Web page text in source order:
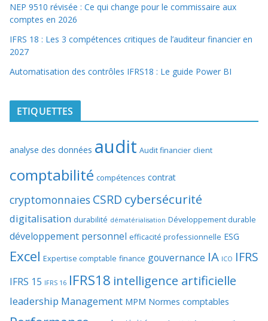
NEP 9510 révisée : Ce qui change pour le commissaire aux
comptes en 2026
IFRS 18 : Les 3 compétences critiques de l’auditeur financier en
2027
Automatisation des contrôles IFRS18 : Le guide Power BI
ETIQUETTES
analyse des données audit Audit financier client
comptabilité compétences contrat
cryptomonnaies CSRD cybersécurité
digitalisation durabilité dématérialisation Développement durable
développement personnel efficacité professionnelle ESG
Excel Expertise comptable finance gouvernance IA ICO IFRS
IFRS 15 IFRS 16 IFRS18 intelligence artificielle
leadership Management MPM Normes comptables